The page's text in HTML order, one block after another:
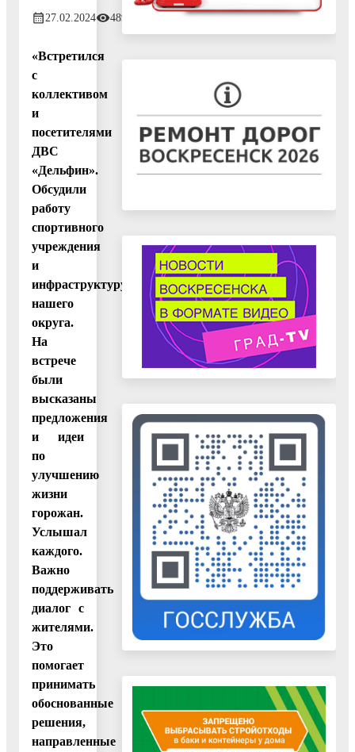
27.02.2024 489
«Встретился
с
коллективом
и
посетителями
ДВС
«Дельфин».
Обсудили
работу
спортивного
учреждения
и
инфраструктуру
нашего
округа.
На
встрече
были
высказаны
предложения
и идеи
по
улучшению
жизни
горожан.
Услышал
каждого.
Важно
поддерживать
диалог с
жителями.
Это
помогает
принимать
обоснованные
решения,
направленные